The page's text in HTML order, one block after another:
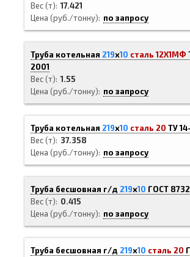
Вес (т) 17.421
Цена (руб./тонну)
по запросу
Труба котельная 219х10 сталь 12Х1МФ
2001
Вес (т) 1.55
Цена (руб./тонну)
по запросу
Труба котельная 219х10 сталь 20 ТУ
Вес (т)
37.358
Цена (руб./тонну)
по запросу
Труба бесшовная г/д 219х10 ГОСТ
Вес (т)
0.415
Цена (руб./тонну)
по запросу
Труба бесшовная г/д 219х10 сталь 20